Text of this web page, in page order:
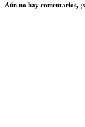
Aún no hay comentarios,